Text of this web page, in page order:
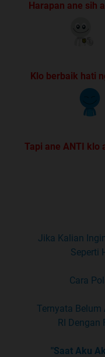
Harapan ane sih
Klo berbaik hati
Tapi ane ANTI klo
Jika Kalian
Seperti
Cara
Ternyata Belum
RI Dengan
"Saat Aku